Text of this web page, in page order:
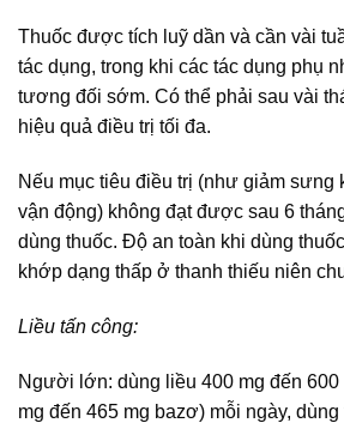
Thuốc được tích luỹ dần và cần vài
tác dụng, trong khi các tác dụng phụ
tương đối sớm. Có thể phải sau vài
hiệu quả điều trị tối đa.
Nếu mục tiêu điều trị (như giảm sưng
vận động) không đạt được sau 6
dùng thuốc. Độ an toàn khi dùng
khớp dạng thấp ở thanh thiếu niên
Liều tấn công:
Người lớn: dùng liều 400 mg đến
mg đến 465 mg bazơ) mỗi ngày,